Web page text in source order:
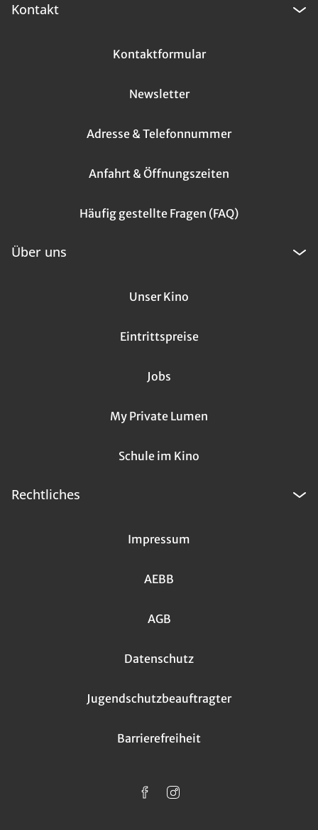
Kontakt
Kontaktformular
Newsletter
Adresse & Telefonnummer
Anfahrt & Öffnungszeiten
Häufig gestellte Fragen (FAQ)
Über uns
Unser Kino
Eintrittspreise
Jobs
My Private Lumen
Schule im Kino
Rechtliches
Impressum
AEBB
AGB
Datenschutz
Jugendschutzbeauftragter
Barrierefreiheit